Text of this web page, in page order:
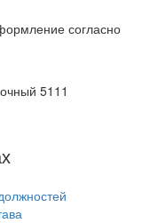
согласно
5111